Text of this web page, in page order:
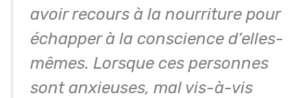
avoir recours à la nourriture pour
échapper à la conscience d’elles-
mêmes. Lorsque ces personnes
sont anxieuses, mal vis-à-vis